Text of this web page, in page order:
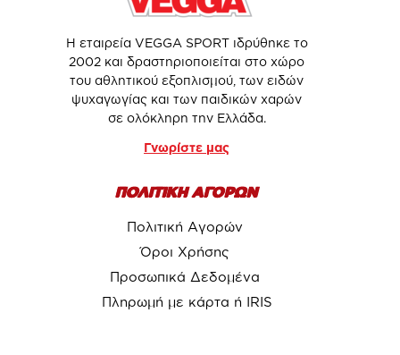
Η εταιρεία VEGGA SPORT ιδρύθηκε το
2002 και δραστηριοποιείται στο χώρο
του αθλητικού εξοπλισμού, των ειδών
ψυχαγωγίας και των παιδικών χαρών
σε ολόκληρη την Ελλάδα.
Γνωρίστε μας
ΠΟΛΙΤΙΚΗ ΑΓΟΡΩΝ
Πολιτική Αγορών
Όροι Χρήσης
Προσωπικά Δεδομένα
Πληρωμή με κάρτα ή IRIS